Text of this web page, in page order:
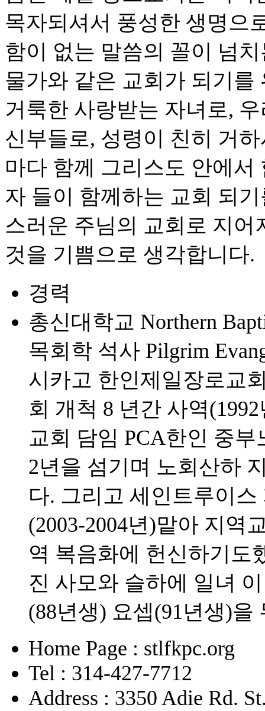
목자되셔서 풍성한 생명으
함이 없는 말씀의 꼴이 넘
물가와 같은 교회가 되기
거룩한 사랑받는 자녀로,
신부들로, 성령이 친히 거
마다 함께 그리스도 안에
자 들이 함께하는 교회 되
스러운 주님의 교회로 지
것을 기쁨으로 생각합니다.
경력
총신대학교 Northern
목회학 석사 Pilgrim
시카고 한인제일장로교
회 개척 8 년간 사역
교회 담임 PCA한인 중
2년을 섬기며 노회산하
다. 그리고 세인트루이
(2003-2004년)맡아 지역
역 복음화에 헌신하기도
진 사모와 슬하에 일녀
(88년생) 요셉(91년생)을
Home Page : stlfkpc.org
Tel : 314-427-7712
Address : 3350 Adie Rd.